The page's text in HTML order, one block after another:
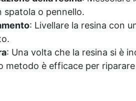
applicazione con rullo,
asciugatura in meno di 12 ore
per una protezione rapida e
✅ Ideale per garage,
cortili, magazzini e piazzali,
resistente a temperature
estreme e agenti chimici
spatola o pennello.
: Livellare la resina con
: Una volta che la resina si è
metodo è efficace per